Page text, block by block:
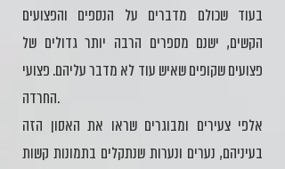
בעוד שכולם מדברים על הנספים והפצועים
הקשים, ישנם מספרים הרבה יותר גדולים של
פצועים שקופים שאיש עוד לא מדבר עליהם. פצועי
החרדה.
אלפי צעירים ומבוגרים שראו את האסון הזה
בעיניהם, נערים ונערות שנתקלים בתמונות קשות